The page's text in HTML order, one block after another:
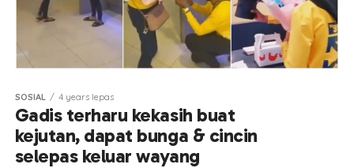
SOSIAL 4 years lepas
Gadis terharu kekasih buat
kejutan, dapat bunga & cincin
selepas keluar wayang